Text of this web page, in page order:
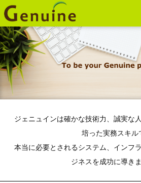
ジェニュインは確かな技術力、誠実な
培った実務スキル
本当に必要とされるシステム、インフ
ジネスを成功に導きま